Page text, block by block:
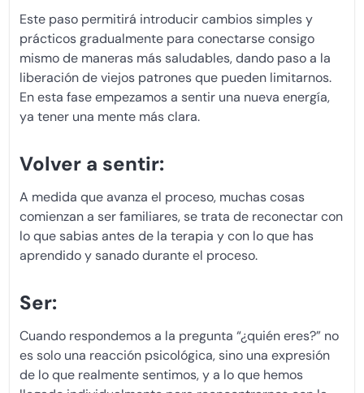
Este paso permitirá introducir cambios simples y
prácticos gradualmente para conectarse consigo
mismo de maneras más saludables, dando paso a la
liberación de viejos patrones que pueden limitarnos.
En esta fase empezamos a sentir una nueva energía,
ya tener una mente más clara.
Volver a sentir:
A medida que avanza el proceso, muchas cosas
comienzan a ser familiares, se trata de reconectar con
lo que sabias antes de la terapia y con lo que has
aprendido y sanado durante el proceso.
Ser:
Cuando respondemos a la pregunta “¿quién eres?” no
es solo una reacción psicológica, sino una expresión
de lo que realmente sentimos, y a lo que hemos